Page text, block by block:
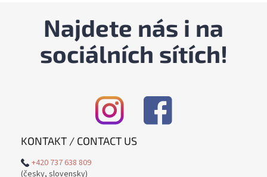
Najdete nás i na
sociálních sítích!
KONTAKT / CONTACT US
+420 737 638 809
(česky, slovensky)